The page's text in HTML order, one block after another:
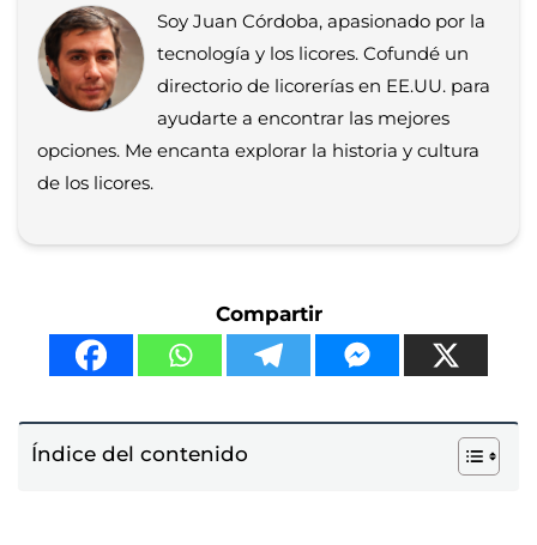
Soy Juan Córdoba, apasionado por la
tecnología y los licores. Cofundé un
directorio de licorerías en EE.UU. para
ayudarte a encontrar las mejores
opciones. Me encanta explorar la historia y cultura
de los licores.
Compartir
Índice del contenido